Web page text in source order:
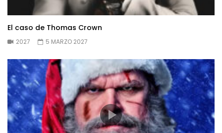
El caso de Thomas Crown
2027 5 MARZO 2027